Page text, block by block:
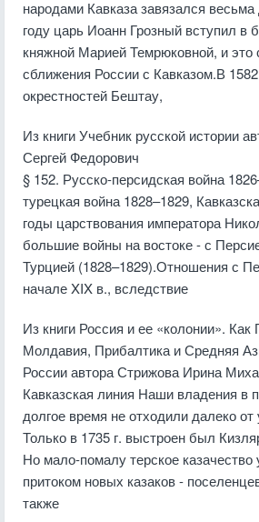
народами Кавказа завязался
году царь Иоанн Грозный вступил в
княжной Марией Темрюковной, и это
сближения России с Кавказом.В
окрестностей Бештау,
Из книги Учебник русской истории
Сергей Федорович
§ 152. Русско-персидская война
турецкая война 1828–1829,
годы царствования императора
большие войны на востоке - с
Турцией (1828–1829).Отношения с
начале XIX в., вследствие
Из книги Россия и ее «колонии». Как
Молдавия, Прибалтика и Средняя
РоссииавтораСтрижова Ирина
Кавказская линия Наши владения в
долгое время не отходили далеко от
Только в 1735 г. выстроен был
Но мало-помалу терское казачество
притоком новых казаков -
также